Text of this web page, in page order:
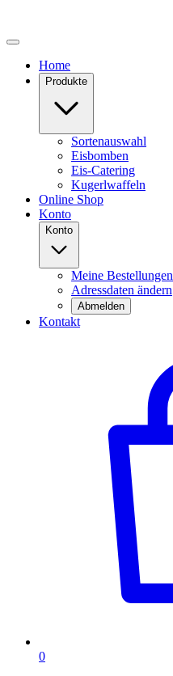
Home
Produkte
Sortenauswahl
Eisbomben
Eis-Catering
Kugerlwaffeln
Online Shop
Konto
Konto
Meine Bestellungen
Adressdaten ändern
Abmelden
Kontakt
0